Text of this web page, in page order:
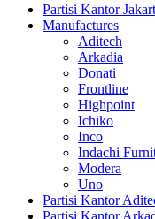
Partisi Kantor
Manufactures
Aditech
Arkadia
Donati
Frontline
Highpoint
Ichiko
Inco
Indachi
Modera
Uno
Partisi Kantor
Partisi Kantor